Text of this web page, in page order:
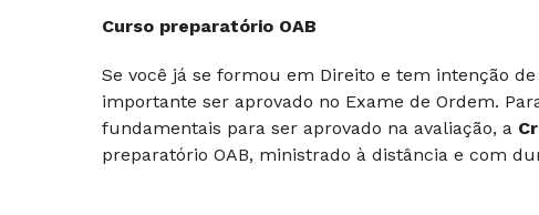
Curso preparatório OAB
Se você já se formou em Direito e tem intenção
importante ser aprovado no Exame de Ordem.
fundamentais para ser aprovado na avaliação, a
preparatório OAB, ministrado à distância e com